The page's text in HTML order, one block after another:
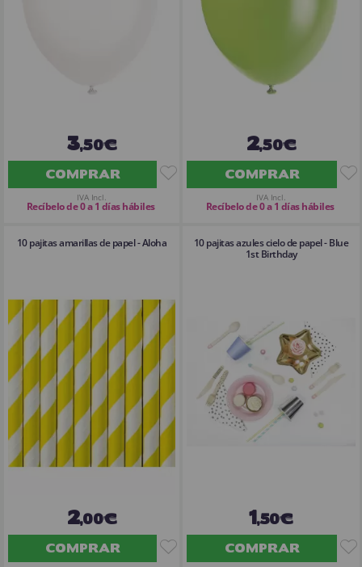
3,50€
COMPRAR
IVA Incl.
Recíbelo de 0 a 1 días hábiles
2,50€
COMPRAR
IVA Incl.
Recíbelo de 0 a 1 días hábiles
10 pajitas amarillas de papel - Aloha
2,00€
COMPRAR
10 pajitas azules cielo de papel - Blue
1st Birthday
1,50€
COMPRAR